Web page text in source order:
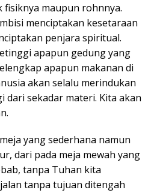
fisiknya maupun rohnnya.
menciptakan kesetaraan
penjara spiritual.
apapun gedung yang
apapun makanan di
akan selalu merindukan
dari sekadar materi. Kita akan
yang sederhana namun
dari pada meja mewah yang
tanpa Tuhan kita
tanpa tujuan ditengah